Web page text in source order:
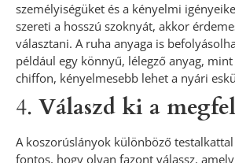
személyiségüket és a kényelmi
szereti a hosszú szoknyát, akkor
választani. A ruha anyaga is
például egy könnyű, lélegző anyag,
chiffon, kényelmesebb lehet a nyári
4. Válaszd ki a
A koszorúslányok különböző
fontos, hogy olyan fazont válassz,